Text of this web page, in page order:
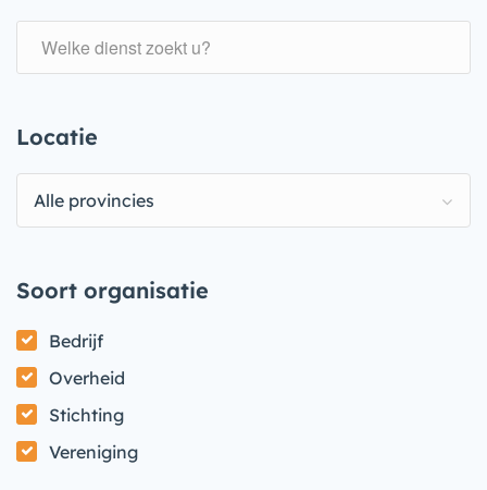
Locatie
Alle provincies
Soort organisatie
Bedrijf
Overheid
Stichting
Vereniging